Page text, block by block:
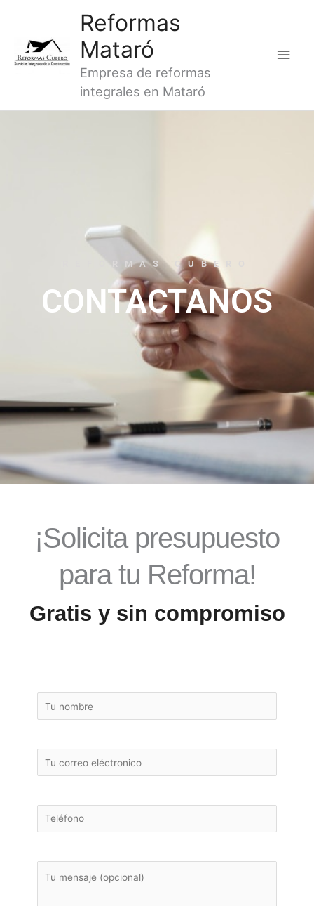
contenido
Reformas
Mataró
Empresa de reformas
integrales en Mataró
REFORMAS CUBERO
CONTACTANOS
¡Solicita presupuesto
para tu Reforma!
Gratis y sin compromiso